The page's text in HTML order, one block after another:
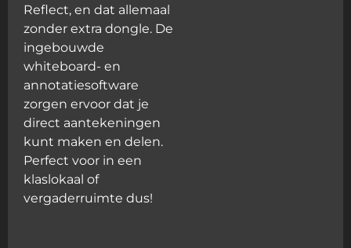
Reflect, en dat allemaal
zonder extra dongle. De
ingebouwde
whiteboard- en
annotatiesoftware
zorgen ervoor dat je
direct aantekeningen
kunt maken en delen.
Perfect voor in een
klaslokaal of
vergaderruimte dus!